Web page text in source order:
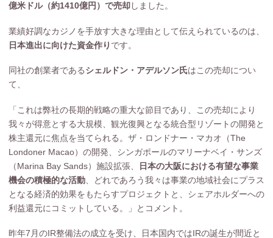
億米ドル（約1410億円）で売却 しました。
業績好調なカジノを手放す大きな理由として伝えられているのは、
日本進出に向けた資金作り です。
同社の創業者であるシェルドン・アデルソン氏はこの売却につい
て、
「これは弊社の長期的戦略の重大な節目であり、この売却により
我々が得意とする大規模、観光復興となる統合型リゾートの開発と
株主還元に焦点を当てられる。ザ・ロンドナー・マカオ（The
Londoner Macao）の開発、シンガポールのマリーナベイ・サンズ
（Marina Bay Sands）施設拡張、
日本の大阪における有望な事業
機会の積極的な活動、どれであろう我々は事業の地域社会にプラス
となる経済的効果をもたらすプロジェクトと、シェアホルダーへの
利益還元にコミットしている。」とコメント。
昨年7月のIR整備法の成立を受け、日本国内ではIRの誕生が間近と